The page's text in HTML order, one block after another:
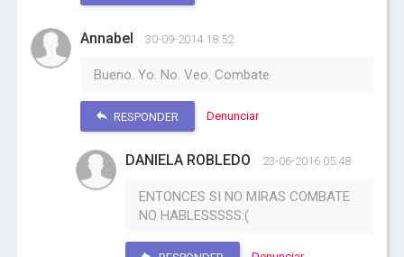
Annabel 30-09-2014 18:52
Bueno. Yo. No. Veo. Combate
RESPONDER Denunciar
DANIELA ROBLEDO 23-06-2016 05:48
ENTONCES SI NO MIRAS COMBATE
NO HABLESSSSS:(